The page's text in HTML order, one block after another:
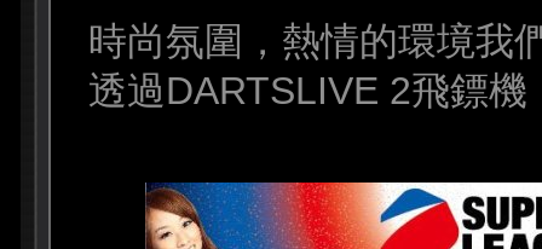
時尚氛圍，熱情的環境我
透過DARTSLIVE 2飛鏢